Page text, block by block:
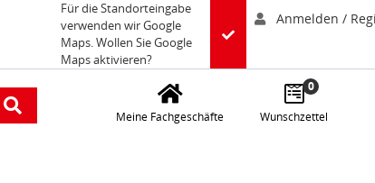
Für die Standorteingabe
verwenden wir Google
Maps. Wollen Sie Google
Maps aktivieren?
Anmelden /
Meine Fachgeschäfte
0
Wunschzettel